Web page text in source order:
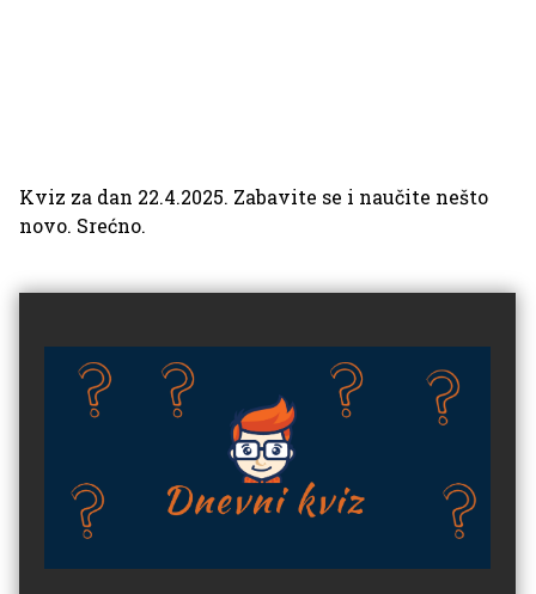
Kviz za dan 22.4.2025. Zabavite se i naučite nešto
novo. Srećno.